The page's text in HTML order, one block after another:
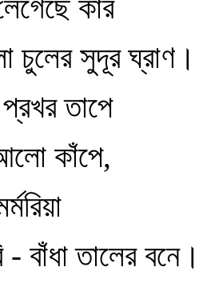
কার
চুলের সুদূর ঘ্রাণ।
তাপে
কাঁপে,
- বাঁধা তালের বনে।